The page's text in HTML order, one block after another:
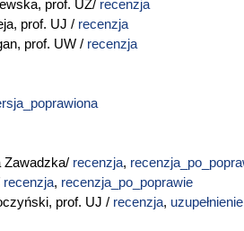
prof. UZ/ recenzja
prof. UJ / recenzja
prof. UW / recenzja
Zawadzka/ recenzja,
recenzja, recenzja_po_poprawie
prof. UJ / recenzja,